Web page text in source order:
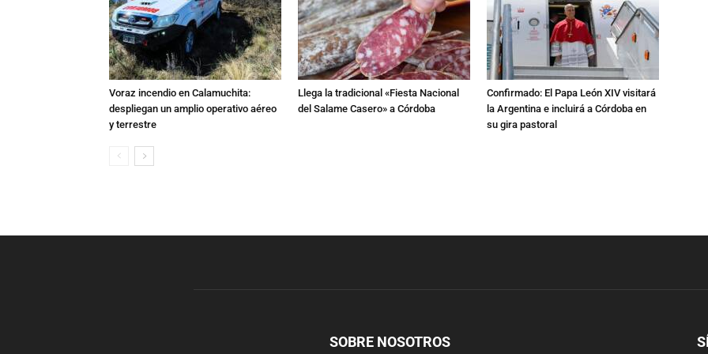
Voraz incendio en Calamuchita:
despliegan un amplio operativo aéreo
y terrestre
Llega la tradicional «Fiesta Nacional
del Salame Casero» a Córdoba
Confirmado: El Papa León XIV visitará
la Argentina e incluirá a Córdoba en
su gira pastoral
SOBRE NOSOTROS